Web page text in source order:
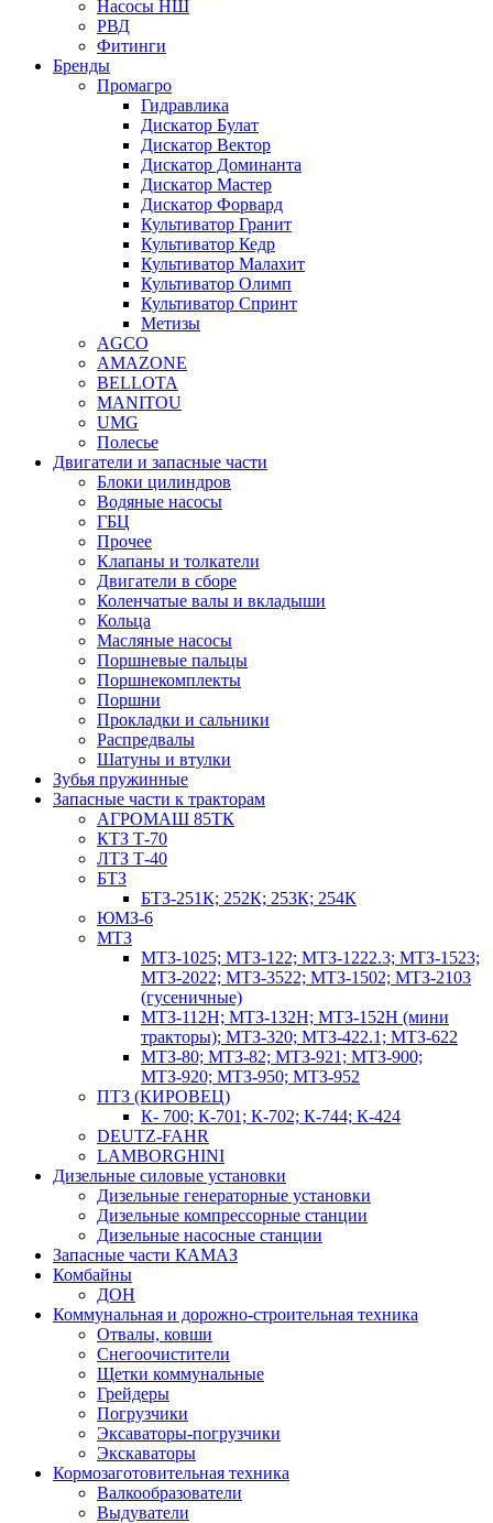
Насосы НШ
РВД
Фитинги
Бренды
Промагро
Гидравлика
Дискатор Булат
Дискатор Вектор
Дискатор Доминанта
Дискатор Мастер
Дискатор Форвард
Культиватор Гранит
Культиватор Кедр
Культиватор Малахит
Культиватор Олимп
Культиватор Спринт
Метизы
AGCO
AMAZONE
BELLOTA
MANITOU
UMG
Полесье
Двигатели и запасные части
Блоки цилиндров
Водяные насосы
ГБЦ
Прочее
Клапаны и толкатели
Двигатели в сборе
Коленчатые валы и вкладыши
Кольца
Масляные насосы
Поршневые пальцы
Поршнекомплекты
Поршни
Прокладки и сальники
Распредвалы
Шатуны и втулки
Зубья пружинные
Запасные части к тракторам
АГРОМАШ 85ТК
КТЗ Т-70
ЛТЗ Т-40
БТЗ
БТЗ-251К; 252К; 253К; 254К
ЮМЗ-6
МТЗ
МТЗ-1025; МТЗ-122; МТЗ-1222.3; МТЗ-1523;
МТЗ-2022; МТЗ-3522; МТЗ-1502; МТЗ-2103
(гусеничные)
МТЗ-112Н; МТЗ-132Н; МТЗ-152Н (мини
тракторы); МТЗ-320; МТЗ-422.1; МТЗ-622
МТЗ-80; МТЗ-82; МТЗ-921; МТЗ-900;
МТЗ-920; МТЗ-950; МТЗ-952
ПТЗ (КИРОВЕЦ)
К- 700; К-701; К-702; К-744; К-424
DEUTZ-FAHR
LAMBORGHINI
Дизельные силовые установки
Дизельные генераторные установки
Дизельные компрессорные станции
Дизельные насосные станции
Запасные части КАМАЗ
Комбайны
ДОН
Коммунальная и дорожно-строительная техника
Отвалы, ковши
Снегоочистители
Щетки коммунальные
Грейдеры
Погрузчики
Эксаваторы-погрузчики
Экскаваторы
Кормозаготовительная техника
Валкообразователи
Выдуватели